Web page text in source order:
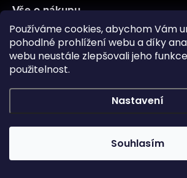
Používáme cookies, abychom Vám
pohodlné prohlížení webu a díky
webu neustále zlepšovali jeho
použitelnost.
Nastavení
Souhlasím
Vše o nákupu
Informace pro vás
Copyright 2026RAMISPORT. Všechna